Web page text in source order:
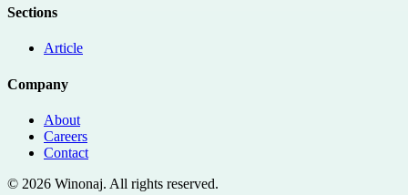
Sections
Article
Company
About
Careers
Contact
© 2026 Winonaj. All rights reserved.